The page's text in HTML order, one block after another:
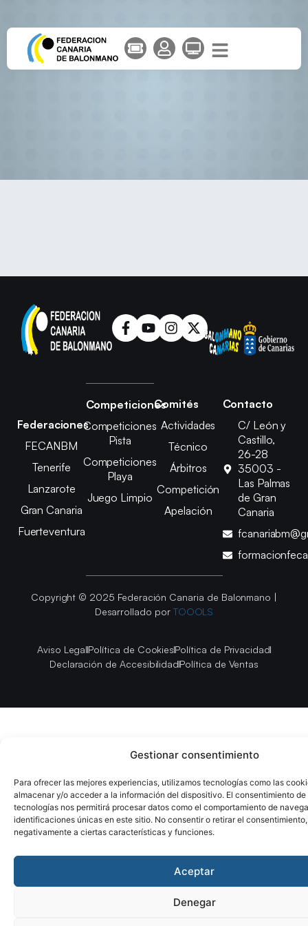
Gestionar consentimiento
Para ofrecer las mejores experiencias, utilizamos tecnologías como las
almacenar y/o acceder a la información del dispositivo. El consentimiento de
tecnologías nos permitirá procesar datos como el comportamiento de
identificaciones únicas en este sitio. No consentir o retirar el
negativamente a ciertas características y funciones.
Aceptar
Denegar
Federaciones
FECANBM
Tenerife
Lanzarote
Gran Canaria
Fuerteventura
Competiciones
Competiciones
Pista
Competiciones
Playa
Juego Limpio
Comités
Actividades
Técnico
Árbitros
Competición
Apelación
Contacto
C/ León y
Castillo,
26-28
35003 -
Las Palmas
de Gran
Canaria
Copyright © 2025 Federación Canaria de Balonmano |
Desarrollado por TOOOLS
Aviso LegalPolítica de CookiesPolítica de Privacidad
Declaración de AccesibilidadPolítica de Ventas